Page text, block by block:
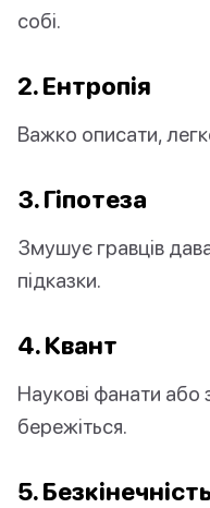
собі.
2. Ентропія
Важко описати,
3. Гіпотеза
Змушує гравців
підказки.
4. Квант
Наукові фанати або
бережіться.
5.